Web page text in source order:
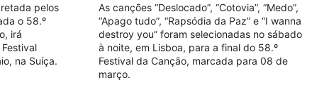
pelos
o 58.º
irá
na Suíça.
As canções “Deslocado”, “Cotovia”, “Medo”,
“Apago tudo”, “Rapsódia da Paz” e “I wanna
destroy you” foram selecionadas no sábado
à noite, em Lisboa, para a final do 58.º
Festival da Canção, marcada para 08 de
março.